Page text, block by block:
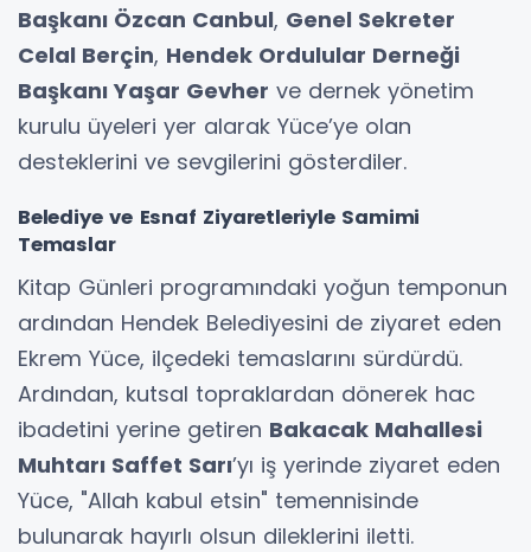
Başkanı Özcan Canbul, Genel Sekreter
Celal Berçin, Hendek Ordulular Derneği
Başkanı Yaşar Gevher ve dernek yönetim
kurulu üyeleri yer alarak Yüce’ye olan
desteklerini ve sevgilerini gösterdiler.
Belediye ve Esnaf Ziyaretleriyle Samimi
Temaslar
Kitap Günleri programındaki yoğun temponun
ardından Hendek Belediyesini de ziyaret eden
Ekrem Yüce, ilçedeki temaslarını sürdürdü.
Ardından, kutsal topraklardan dönerek hac
ibadetini yerine getiren Bakacak Mahallesi
Muhtarı Saffet Sarı’yı iş yerinde ziyaret eden
Yüce, "Allah kabul etsin" temennisinde
bulunarak hayırlı olsun dileklerini iletti.